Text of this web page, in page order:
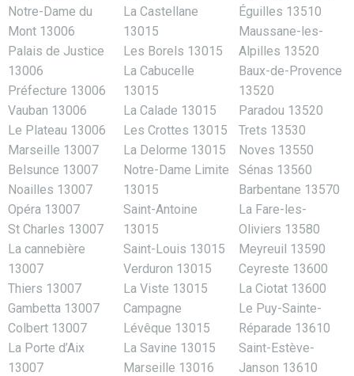
Notre-Dame du
Mont 13006
Palais de Justice
13006
Préfecture 13006
Vauban 13006
Le Plateau 13006
Marseille 13007
Belsunce 13007
Noailles 13007
Opéra 13007
St Charles 13007
La cannebière
13007
Thiers 13007
Gambetta 13007
Colbert 13007
La Porte d’Aix
13007
La Castellane
13015
Les Borels 13015
La Cabucelle
13015
La Calade 13015
Les Crottes 13015
La Delorme 13015
Notre-Dame Limite
13015
Saint-Antoine
13015
Saint-Louis 13015
Verduron 13015
La Viste 13015
Campagne
Lévêque 13015
La Savine 13015
Marseille 13016
Éguilles 13510
Maussane-les-
Alpilles 13520
Baux-de-Provence
13520
Paradou 13520
Trets 13530
Noves 13550
Sénas 13560
Barbentane 13570
La Fare-les-
Oliviers 13580
Meyreuil 13590
Ceyreste 13600
La Ciotat 13600
Le Puy-Sainte-
Réparade 13610
Saint-Estève-
Janson 13610